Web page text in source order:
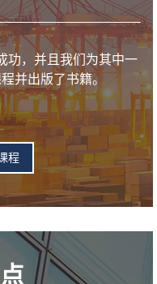
功，并且我们为其中一
并出版了书籍。
程